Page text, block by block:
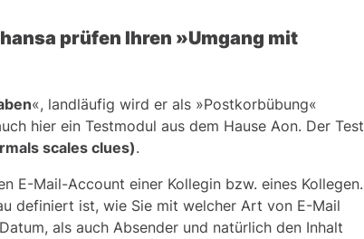
prüfen Ihren »Umgang mit
«, landläufig wird er als »Postkorbübung«
hier ein Testmodul aus dem Hause Aon. Der Test
scales clues).
E-Mail-Account einer Kollegin bzw. eines Kollegen.
definiert ist, wie Sie mit welcher Art von E-Mail
als auch Absender und natürlich den Inhalt